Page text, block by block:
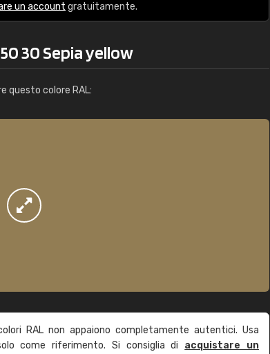
un account gratuitamente.
30 Sepia yellow
questo colore RAL:
RAL non appaiono completamente autentici. Usa
come riferimento. Si consiglia di acquistare un